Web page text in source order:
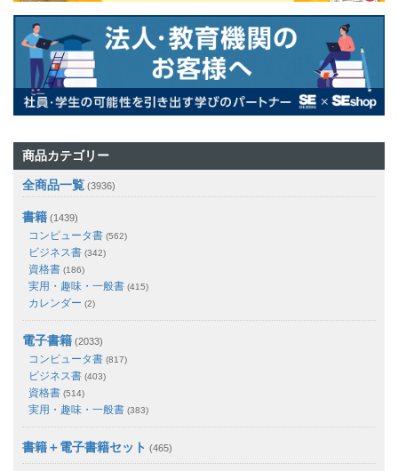
商品カテゴリー
全商品一覧 (3936)
書籍 (1439)
コンピュータ書 (562)
ビジネス書 (342)
資格書 (186)
実用・趣味・一般書 (415)
カレンダー (2)
電子書籍 (2033)
コンピュータ書 (817)
ビジネス書 (403)
資格書 (514)
実用・趣味・一般書 (383)
書籍＋電子書籍セット (465)